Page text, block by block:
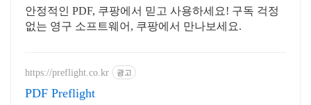
안정적인 PDF, 쿠팡에서 믿고 사용하세요! 구독 걱정
없는 영구 소프트웨어, 쿠팡에서 만나보세요.
https://preflight.co.kr 광고
PDF Preflight